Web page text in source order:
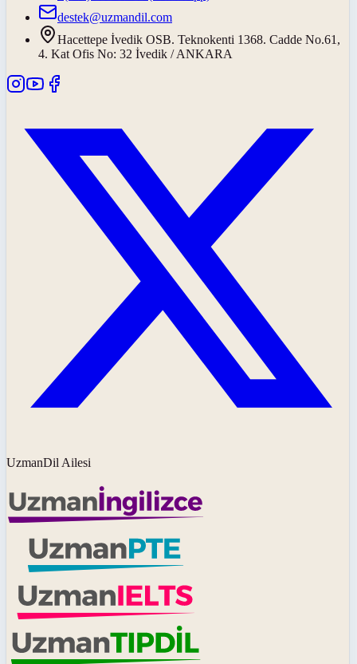
destek@uzmandil.com
Hacettepe İvedik OSB. Teknokenti 1368. Cadde No.61,
4. Kat Ofis No: 32 İvedik / ANKARA
UzmanDil Ailesi